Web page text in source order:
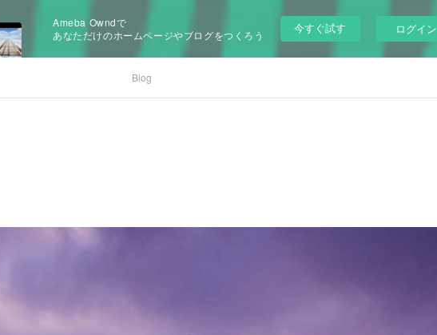
Ameba Owndで
あなただけのホームページやブログをつくろう
今すぐ試す ログイン
Blog